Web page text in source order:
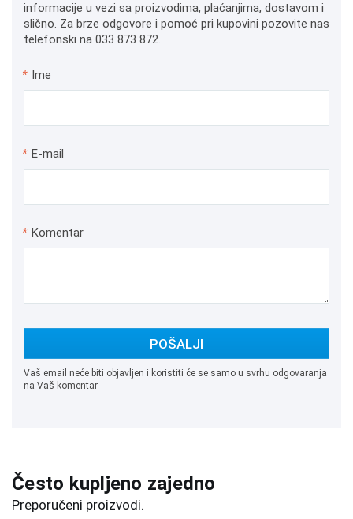
informacije u vezi sa proizvodima, plaćanjima, dostavom i
slično. Za brze odgovore i pomoć pri kupovini pozovite nas
telefonski na 033 873 872.
* Ime
* E-mail
* Komentar
POŠALJI
Vaš email neće biti objavljen i koristiti će se samo u svrhu odgovaranja
na Vaš komentar
Često kupljeno zajedno
Preporučeni proizvodi.